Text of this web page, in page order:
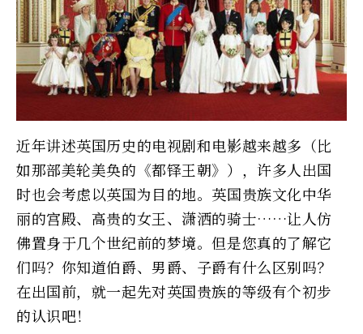
近年讲述英国历史的电视剧和电影越来越多（比
如那部美轮美奂的《都铎王朝》），许多人出国
时也会考虑以英国为目的地。英国贵族文化中华
丽的宫殿、高贵的女王、潇洒的骑士……让人仿
佛置身于几个世纪前的梦境。但是您真的了解它
们吗？你知道伯爵、男爵、子爵有什么区别吗？
在出国前，就一起先对英国贵族的等级有个初步
的认识吧！